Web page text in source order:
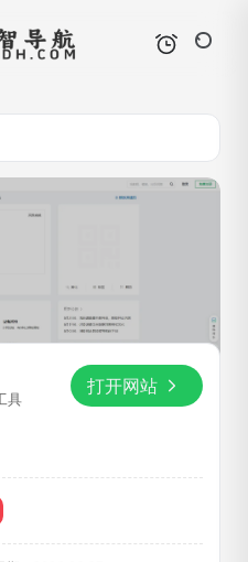
具
打开网站